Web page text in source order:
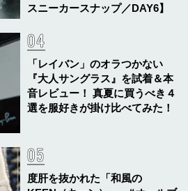
スニーカースナップ／DAY6】
「レイバン」のオラつかない
『大人サングラス』を試着＆本
音レビュー！ 真夏に買うべき４
選を服好きが掛け比べてみた！
度肝を抜かれた「和風の